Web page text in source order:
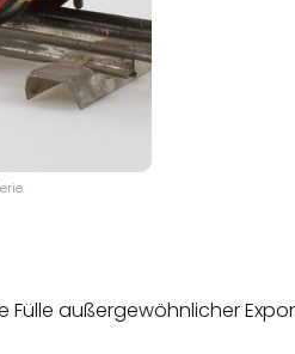
Fülle außergewöhnlicher